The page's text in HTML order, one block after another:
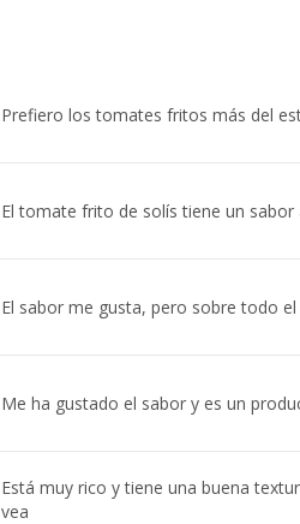
Prefiero los tomates fritos más del
El tomate frito de solís tiene un
El sabor me gusta, pero sobre todo
Me ha gustado el sabor y es un
Está muy rico y tiene una buena
vea